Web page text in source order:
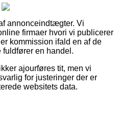
annonceindtægter. Vi
firmaer hvori vi publicerer
kommission ifald en af de
fuldfører en handel.
ajourføres tit, men vi
for justeringer der er
websitets data.